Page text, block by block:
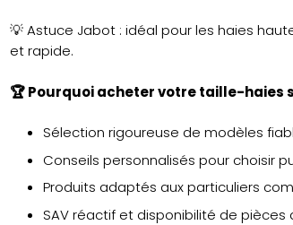
💡 Astuce Jabot : idéal pour les haies
et rapide.
🏆 Pourquoi acheter votre taille-haies
Sélection rigoureuse de modèles
Conseils personnalisés pour choisir
Produits adaptés aux particuliers
SAV réactif et disponibilité de